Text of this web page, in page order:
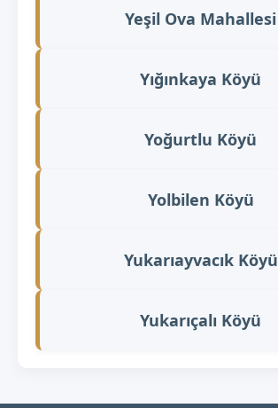
Yeşil Ova Mahallesi
Yığınkaya Köyü
Yoğurtlu Köyü
Yolbilen Köyü
Yukarıayvacık Köyü
Yukarıçalı Köyü